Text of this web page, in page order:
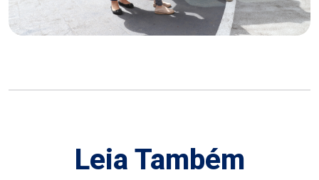
Leia Também